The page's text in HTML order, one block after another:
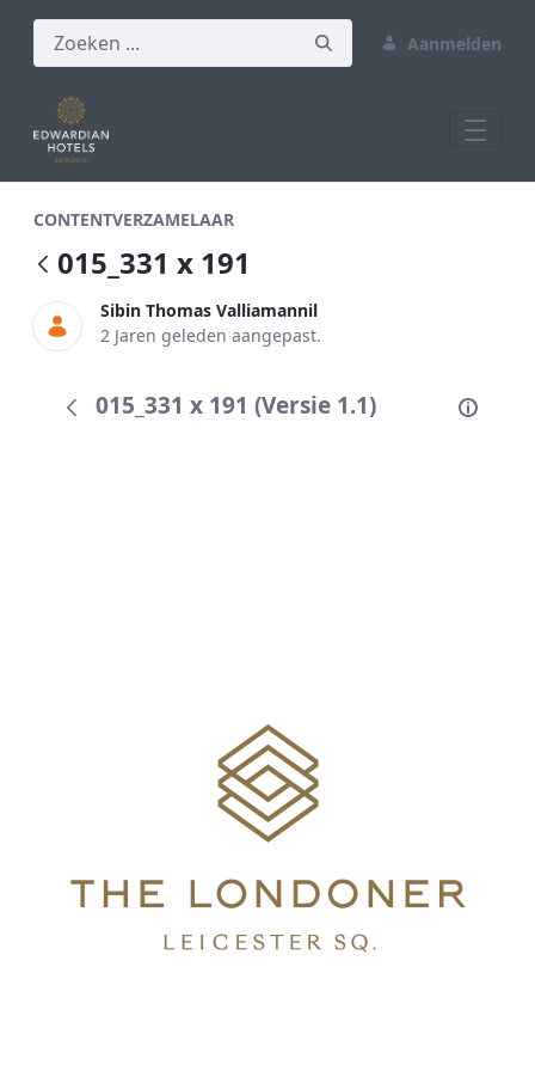
Aanmelden
CONTENTVERZAMELAAR
015_331 x 191
Sibin Thomas Valliamannil
2 Jaren geleden aangepast.
015_331 x 191 (Versie 1.1)